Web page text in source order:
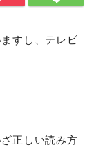
すし、テレビ
正しい読み方